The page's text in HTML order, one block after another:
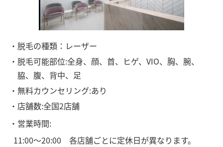
・脱毛の種類：レーザー
・脱毛可能部位:全身、顔、首、ヒゲ、VIO、胸、腕、
脇、腹、背中、足
・無料カウンセリング:あり
・店舗数:全国2店舗
・営業時間:
11:00〜20:00 各店舗ごとに定休日が異なります。